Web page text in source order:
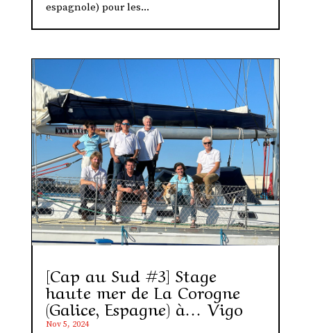
espagnole) pour les...
[Cap au Sud #3] Stage
haute mer de La Corogne
(Galice, Espagne) à… Vigo
Nov 5, 2024